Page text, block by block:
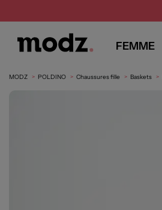
FEMME
MODZ POLDINO Chaussures fille Baskets